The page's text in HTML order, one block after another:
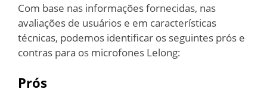
Com base nas informações fornecidas, nas
avaliações de usuários e em características
técnicas, podemos identificar os seguintes prós e
contras para os microfones Lelong:
Prós